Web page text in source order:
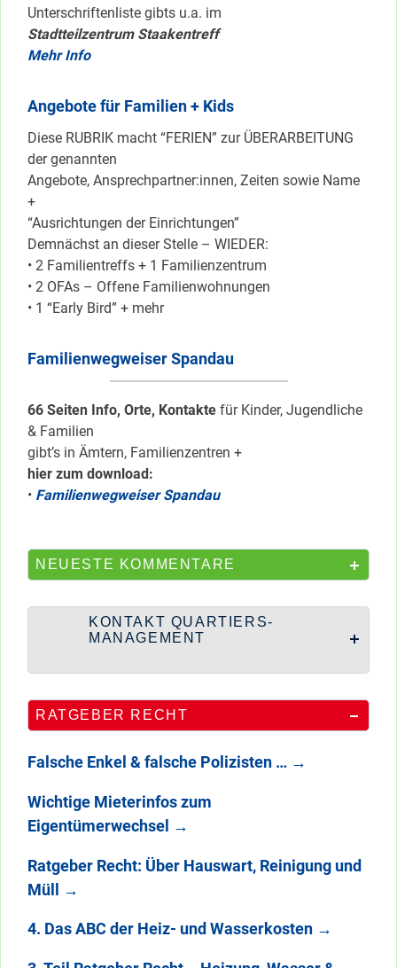
Unterschriftenliste gibts u.a. im
Stadtteilzentrum Staakentreff
Mehr Info
Angebote für Familien + Kids
Diese RUBRIK macht “FERIEN” zur ÜBERARBEITUNG
der genannten
Angebote, Ansprechpartner:innen, Zeiten sowie Name
+
“Ausrichtungen der Einrichtungen”
Demnächst an dieser Stelle – WIEDER:
• 2 Familientreffs + 1 Familienzentrum
• 2 OFAs – Offene Familienwohnungen
• 1 “Early Bird” + mehr
Familienwegweiser Spandau
66 Seiten Info, Orte, Kontakte für Kinder, Jugendliche
& Familien
gibt’s in Ämtern, Familienzentren +
hier zum download:
• Familienwegweiser Spandau
NEUESTE KOMMENTARE
KONTAKT QUARTIERS-
MANAGEMENT
RATGEBER RECHT
Falsche Enkel & falsche Polizisten … →
Wichtige Mieterinfos zum
Eigentümerwechsel →
Ratgeber Recht: Über Hauswart, Reinigung und
Müll →
4. Das ABC der Heiz- und Wasserkosten →